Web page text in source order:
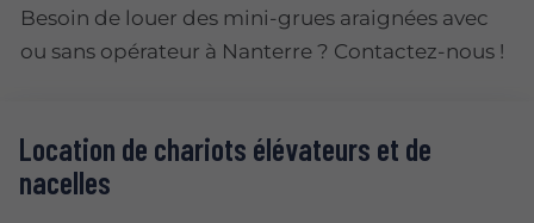
Besoin de louer des mini-grues araignées avec
ou sans opérateur à Nanterre ? Contactez-nous !
Location de chariots élévateurs et de
nacelles